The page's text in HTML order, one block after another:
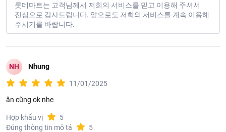
롯데마트는 고객님께서 저희의 서비스를 믿고 이용해 주셔서
진심으로 감사드립니다. 앞으로도 저희의 서비스를 계속 이용해
주시기를 바랍니다.
NH Nhung
11/01/2025
ăn cũng ok nhe
Hợp khẩu vị
5
Đúng thông tin mô tả
5